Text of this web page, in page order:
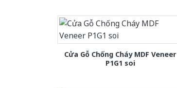
Cửa Gỗ Chống Cháy MDF Veneer
P1G1 soi